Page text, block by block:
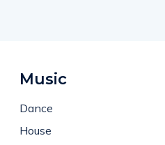
Music
Dance
House